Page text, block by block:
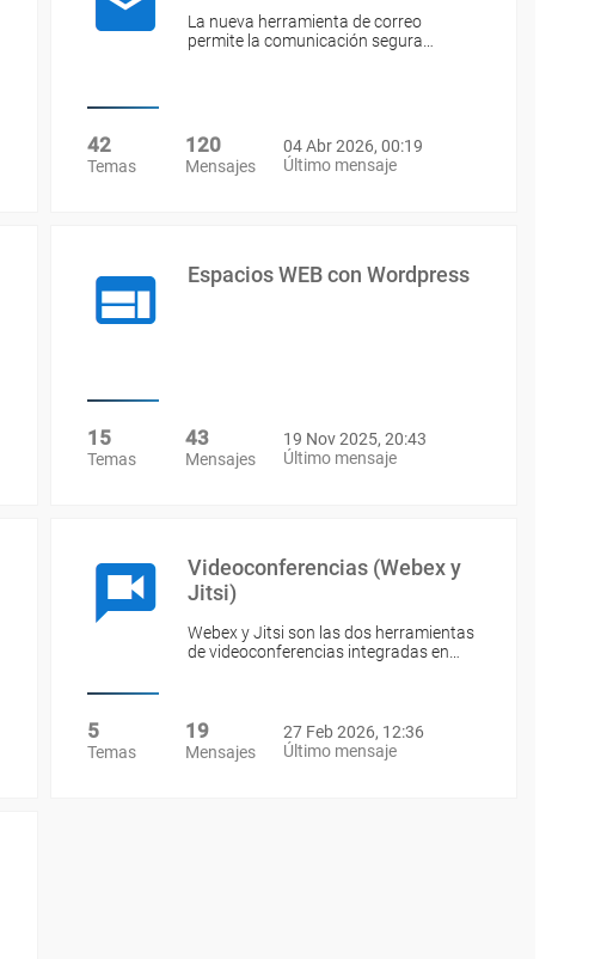
La nueva herramienta de correo
permite la comunicación segura…
42
Temas
120
Mensajes
04 Abr 2026, 00:19
Último mensaje
Espacios WEB con Wordpress
15
Temas
43
Mensajes
19 Nov 2025, 20:43
Último mensaje
Videoconferencias (Webex y
Jitsi)
Webex y Jitsi son las dos herramientas
de videoconferencias integradas en…
5
Temas
19
Mensajes
27 Feb 2026, 12:36
Último mensaje